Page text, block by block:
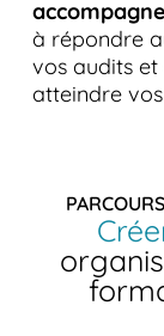
à répondre
vos audits
atteindre